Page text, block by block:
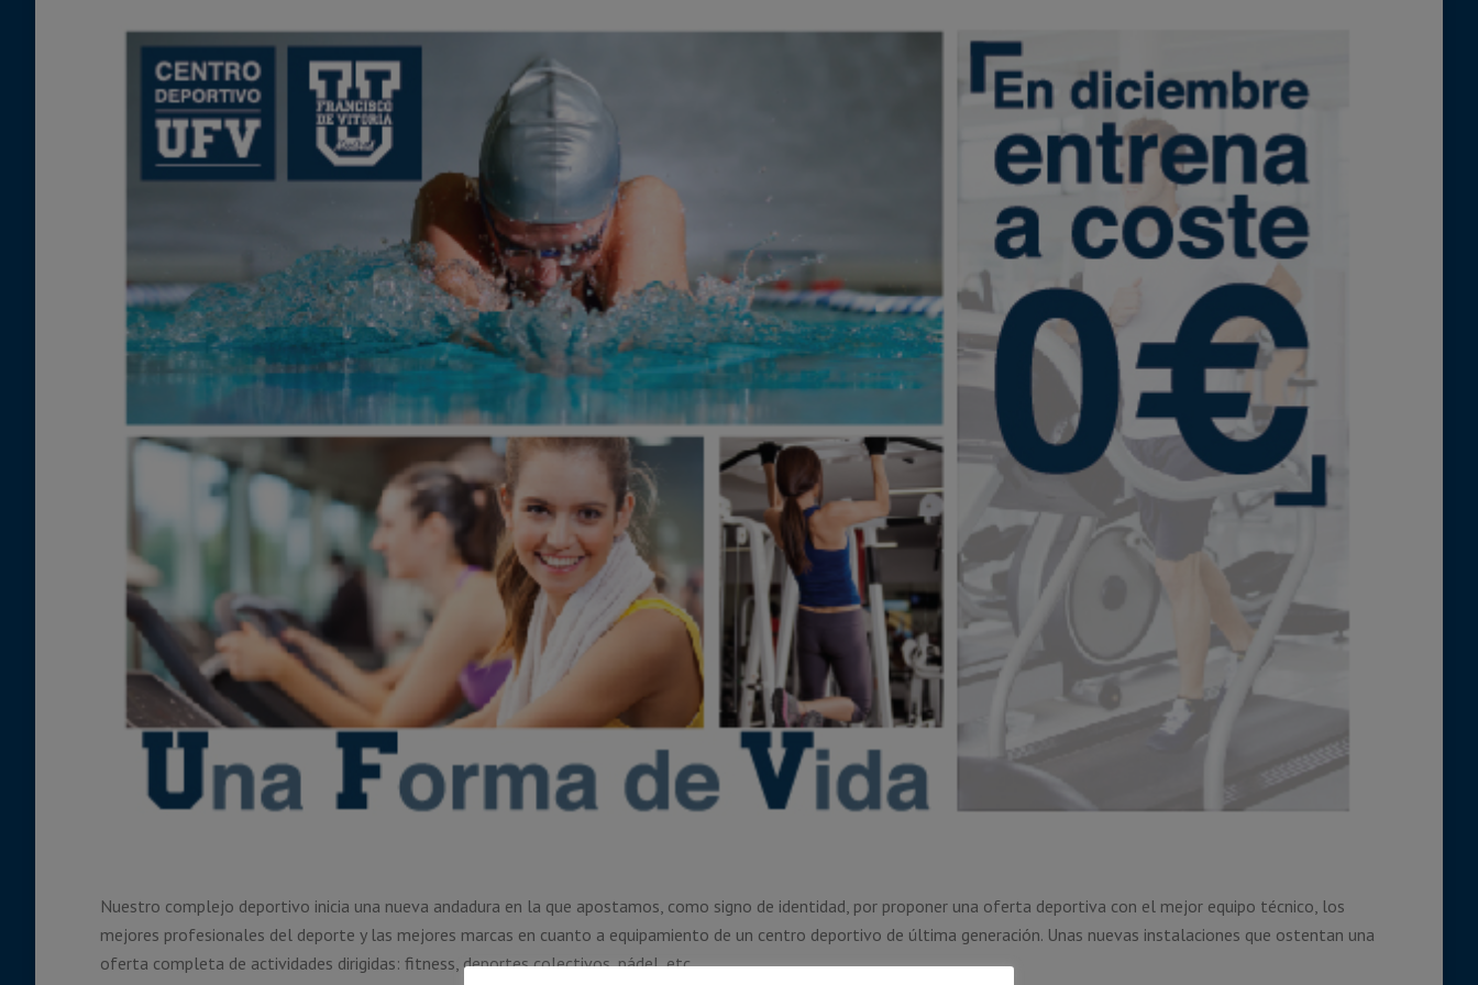
Nuestro complejo deportivo inicia una nueva andadura en la que apostamos, como signo de identidad, por proponer una oferta deportiva con el mejor equipo técnico, los
mejores profesionales del deporte y las mejores marcas en cuanto a equipamiento de un centro deportivo de última generación. Unas nuevas instalaciones que ostentan una
oferta completa de actividades dirigidas: fitness, deportes colectivos, pádel, etc.